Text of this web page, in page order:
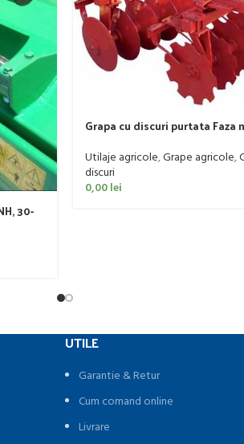
30-
Grapa cu discuri purtata Faza
Utilaje agricole,Grape agricole,
discuri
0,00lei
UTILE
Garantie & Retur
Cum comand online
Livrare